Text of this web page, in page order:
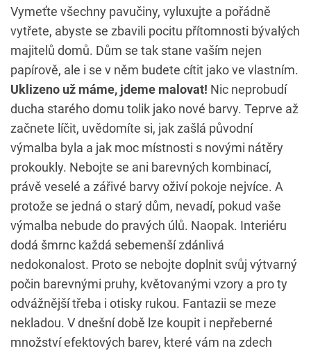
Vymeťte všechny pavučiny, vyluxujte a pořádně
vytřete, abyste se zbavili pocitu přítomnosti bývalých
majitelů domů. Dům se tak stane vaším nejen
papírově, ale i se v něm budete cítit jako ve vlastním.
Uklizeno už máme, jdeme malovat! Nic neprobudí
ducha starého domu tolik jako nové barvy. Teprve až
začnete líčit, uvědomíte si, jak zašlá původní
výmalba byla a jak moc místnosti s novými nátěry
prokoukly. Nebojte se ani barevných kombinací,
právě veselé a zářivé barvy oživí pokoje nejvíce. A
protože se jedná o starý dům, nevadí, pokud vaše
výmalba nebude do pravých úlů. Naopak. Interiéru
dodá šmrnc každá sebemenší zdánlivá
nedokonalost. Proto se nebojte doplnit svůj výtvarný
počin barevnými pruhy, květovanými vzory a pro ty
odvážnější třeba i otisky rukou. Fantazii se meze
nekladou. V dnešní době lze koupit i nepřeberné
množství efektových barev, které vám na zdech